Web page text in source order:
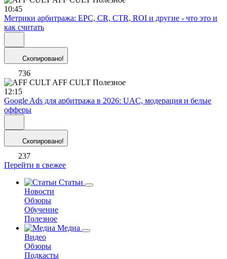
10:45
Метрики арбитража: EPC, CR, CTR, ROI и другие - что это и
как считать
Скопировано!
736
AFF CULT Полезное
12:15
Google Ads для арбитража в 2026: UAC, модерация и белые
офферы
Скопировано!
237
Перейти в свежее
Статьи
Новости
Обзоры
Обучение
Полезное
Медиа
Видео
Обзоры
Подкасты